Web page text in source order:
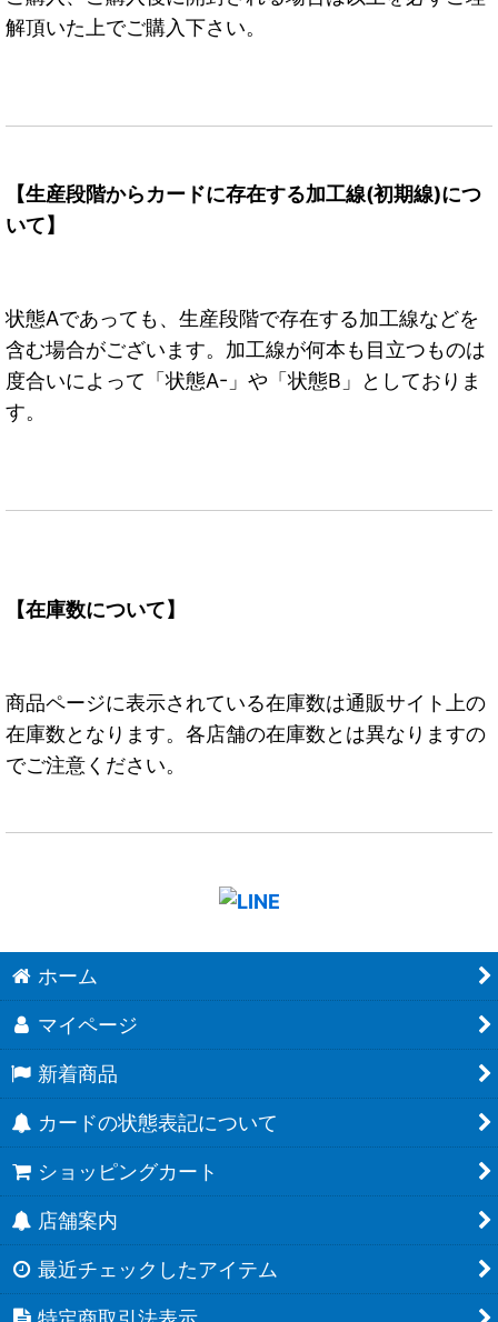
解頂いた上でご購入下さい。
【生産段階からカードに存在する加工線(初期線)につ
いて】
状態Aであっても、生産段階で存在する加工線などを
含む場合がございます。加工線が何本も目立つものは
度合いによって「状態A-」や「状態B」としておりま
す。
【在庫数について】
商品ページに表示されている在庫数は通販サイト上の
在庫数となります。各店舗の在庫数とは異なりますの
でご注意ください。
ホーム
マイページ
新着商品
カードの状態表記について
ショッピングカート
店舗案内
最近チェックしたアイテム